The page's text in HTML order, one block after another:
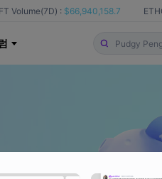
Volume(7D) : $66,940,158.7